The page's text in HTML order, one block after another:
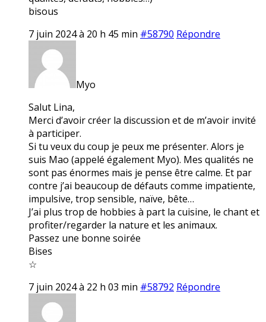
bisous
7 juin 2024 à 20 h 45 min #58790 Répondre
Myo
Salut Lina,
Merci d’avoir créer la discussion et de m’avoir invité
à participer.
Si tu veux du coup je peux me présenter. Alors je
suis Mao (appelé également Myo). Mes qualités ne
sont pas énormes mais je pense être calme. Et par
contre j’ai beaucoup de défauts comme impatiente,
impulsive, trop sensible, naïve, bête…
J’ai plus trop de hobbies à part la cuisine, le chant et
profiter/regarder la nature et les animaux.
Passez une bonne soirée
Bises
☆
7 juin 2024 à 22 h 03 min #58792 Répondre